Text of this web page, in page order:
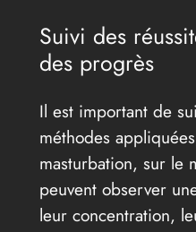
Suivi des
des progrès
Il est important de
méthodes
masturbation, sur le
peuvent observer
leur concentration,